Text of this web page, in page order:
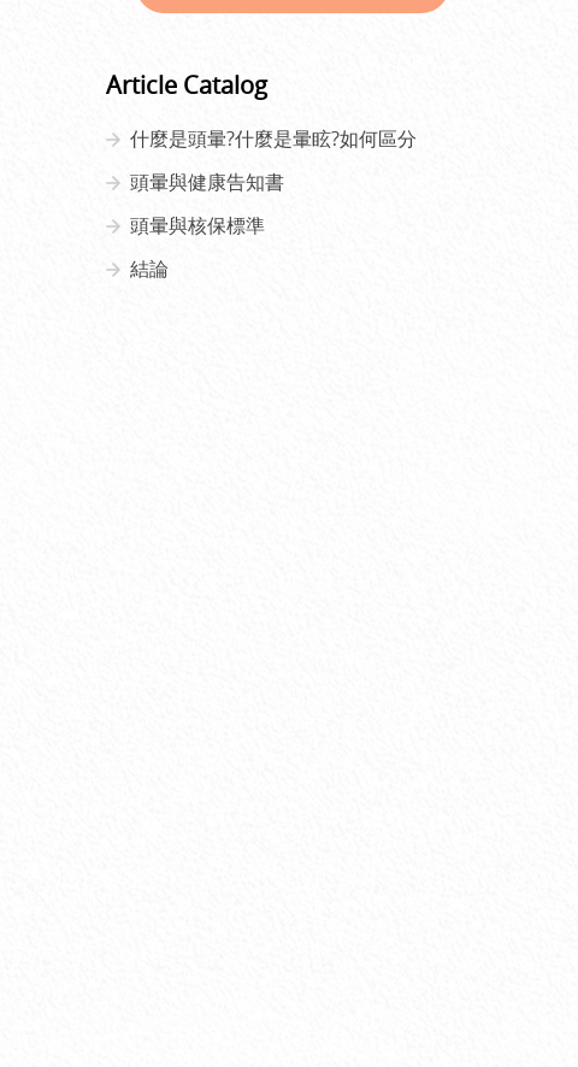
Article Catalog
什麼是頭暈?什麼是暈眩?如何區分
頭暈與健康告知書
頭暈與核保標準
結論